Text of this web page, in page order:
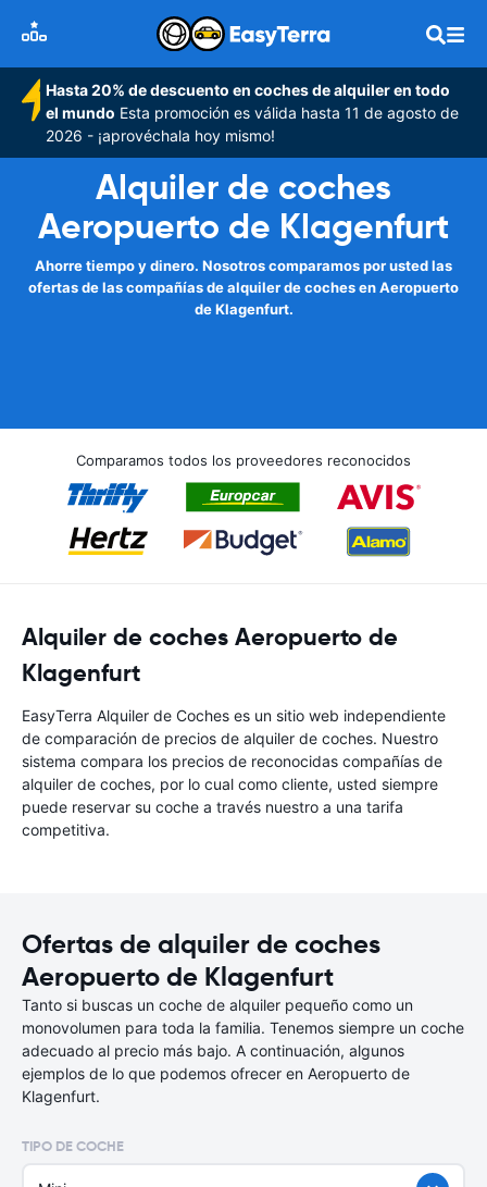
Hasta 20% de descuento en coches de alquiler en todo
el mundo Esta promoción es válida hasta 11 de agosto de
2026 - ¡aprovéchala hoy mismo!
Alquiler de coches
Aeropuerto de Klagenfurt
Ahorre tiempo y dinero. Nosotros comparamos por usted las
ofertas de las compañías de alquiler de coches en Aeropuerto
de Klagenfurt.
Comparamos todos los proveedores reconocidos
Alquiler de coches Aeropuerto de
Klagenfurt
EasyTerra Alquiler de Coches es un sitio web independiente
de comparación de precios de alquiler de coches. Nuestro
sistema compara los precios de reconocidas compañías de
alquiler de coches, por lo cual como cliente, usted siempre
puede reservar su coche a través nuestro a una tarifa
competitiva.
Ofertas de alquiler de coches
Aeropuerto de Klagenfurt
Tanto si buscas un coche de alquiler pequeño como un
monovolumen para toda la familia. Tenemos siempre un coche
adecuado al precio más bajo. A continuación, algunos
ejemplos de lo que podemos ofrecer en Aeropuerto de
Klagenfurt.
TIPO DE COCHE